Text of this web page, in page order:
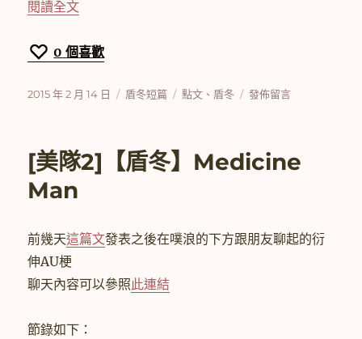
閱讀全文〈[美隊2]【盾冬】Now and forever〉
0 個喜歡
發
2015 年 2 月 14 日
分
盾冬短篇
標
點文 、 盾冬
在
【盾
forever〉
發佈留言
[美隊2]【盾冬】Medicine
Man
前幾天這篇文發表之後在噗浪的下方跟朋友聊起的衍
伸AU梗
聊天內容可以參照此連結
節錄如下：